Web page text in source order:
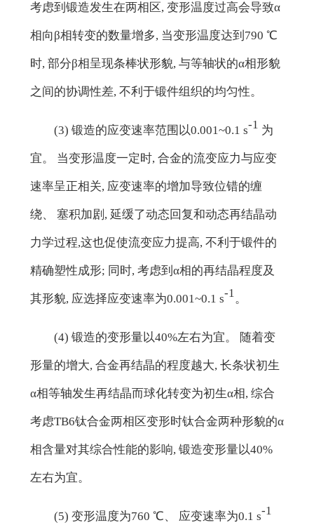
考虑到锻造发生在两相区, 变形温度过高会导致α
相向β相转变的数量增多, 当变形温度达到790 ℃
时, 部分β相呈现条棒状形貌, 与等轴状的α相形貌
之间的协调性差, 不利于锻件组织的均匀性。
(3) 锻造的应变速率范围以0.001~0.1 s-1 为
宜。 当变形温度一定时, 合金的流变应力与应变
速率呈正相关, 应变速率的增加导致位错的缠
绕、 塞积加剧, 延缓了动态回复和动态再结晶动
力学过程,这也促使流变应力提高, 不利于锻件的
精确塑性成形; 同时, 考虑到α相的再结晶程度及
其形貌, 应选择应变速率为0.001~0.1 s-1。
(4) 锻造的变形量以40%左右为宜。 随着变
形量的增大, 合金再结晶的程度越大, 长条状初生
α相等轴发生再结晶而球化转变为初生α相, 综合
考虑TB6钛合金两相区变形时钛合金两种形貌的α
相含量对其综合性能的影响, 锻造变形量以40%
左右为宜。
(5) 变形温度为760 ℃、 应变速率为0.1 s-1